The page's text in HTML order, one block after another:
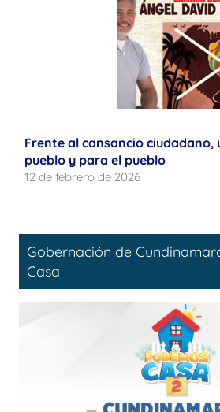
Frente al cansancio ciudadano,
pueblo y para el pueblo
12 de febrero de 2026
Gobernación de
Casa